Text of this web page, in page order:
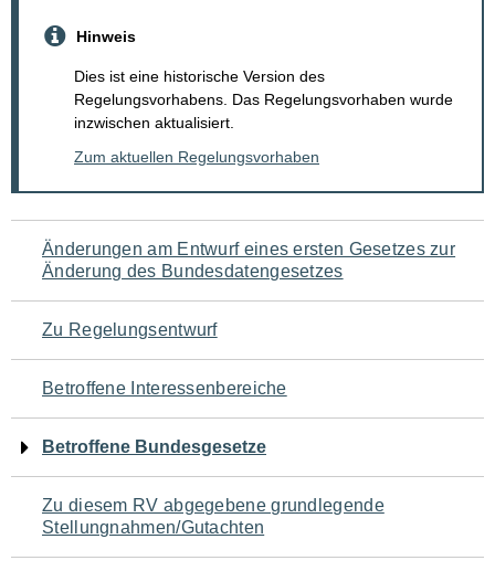
Hinweis
Dies ist eine historische Version des
Regelungsvorhabens. Das Regelungsvorhaben wurde
inzwischen aktualisiert.
Zum aktuellen Regelungsvorhaben
Navigation
für
den
Seiteninhalt
Änderungen am Entwurf eines ersten Gesetzes zur
Änderung des Bundesdatengesetzes
Zu Regelungsentwurf
Betroffene Interessenbereiche
Betroffene Bundesgesetze
Zu diesem RV abgegebene grundlegende
Stellungnahmen/Gutachten